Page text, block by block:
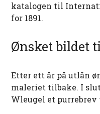
katalogen til
for 1891.
Ønsket bildet
Etter ett år på utlån
maleriet tilbake. I
Wleugel et